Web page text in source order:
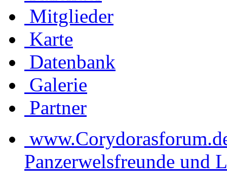
Mitglieder
Karte
Datenbank
Galerie
Partner
Panzerwelsfreunde und